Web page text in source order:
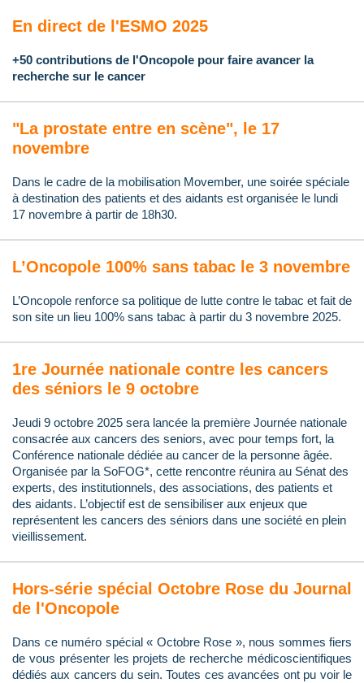
En direct de l'ESMO 2025
+50 contributions de l'Oncopole pour faire avancer la
recherche sur le cancer
"La prostate entre en scène", le 17
novembre
Dans le cadre de la mobilisation Movember, une soirée spéciale
à destination des patients et des aidants est organisée le lundi
17 novembre à partir de 18h30.
L’Oncopole 100% sans tabac le 3 novembre
L’Oncopole renforce sa politique de lutte contre le tabac et fait de
son site un lieu 100% sans tabac à partir du 3 novembre 2025.
1re Journée nationale contre les cancers
des séniors le 9 octobre
Jeudi 9 octobre 2025 sera lancée la première Journée nationale
consacrée aux cancers des seniors, avec pour temps fort, la
Conférence nationale dédiée au cancer de la personne âgée.
Organisée par la SoFOG*, cette rencontre réunira au Sénat des
experts, des institutionnels, des associations, des patients et
des aidants. L’objectif est de sensibiliser aux enjeux que
représentent les cancers des séniors dans une société en plein
vieillissement.
Hors-série spécial Octobre Rose du Journal
de l'Oncopole
Dans ce numéro spécial « Octobre Rose », nous sommes fiers
de vous présenter les projets de recherche médicoscientifiques
dédiés aux cancers du sein. Toutes ces avancées ont pu voir le